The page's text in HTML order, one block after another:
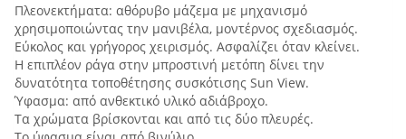
Πλεονεκτήματα: αθόρυβο μάζεμα με μηχανισμό
χρησιμοποιώντας την μανιβέλα, μοντέρνος σχεδιασμός.
Εύκολος και γρήγορος χειρισμός. Ασφαλίζει όταν κλείνει.
Η επιπλέον ράγα στην μπροστινή μετόπη δίνει την
δυνατότητα τοποθέτησης συσκότισης Sun View.
Ύφασμα: από ανθεκτικό υλικό αδιάβροχο.
Τα χρώματα βρίσκονται και από τις δύο πλευρές.